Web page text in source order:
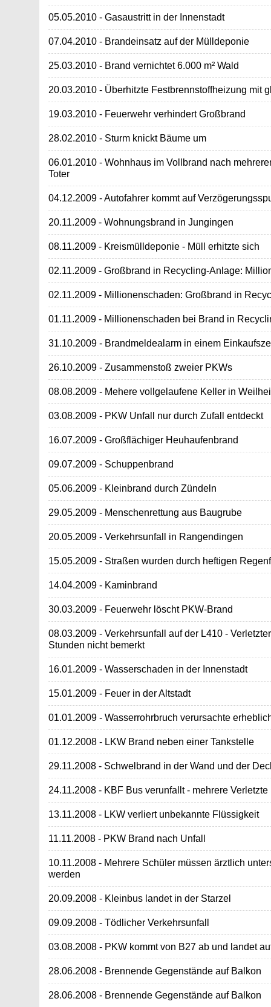
05.05.2010 - Gasaustritt in der Innenstadt
07.04.2010 - Brandeinsatz auf der Mülldeponie
25.03.2010 - Brand vernichtet 6.000 m² Wald
20.03.2010 - Überhitzte Festbrennstoffheizung mit
19.03.2010 - Feuerwehr verhindert Großbrand
28.02.2010 - Sturm knickt Bäume um
06.01.2010 - Wohnhaus im Vollbrand nach
Toter
04.12.2009 - Autofahrer kommt auf
20.11.2009 - Wohnungsbrand in Jungingen
08.11.2009 - Kreismülldeponie - Müll erhitzte sich
02.11.2009 - Großbrand in Recycling-Anlage:
02.11.2009 - Millionenschaden: Großbrand in
01.11.2009 - Millionenschaden bei Brand in
31.10.2009 - Brandmeldealarm in einem
26.10.2009 - Zusammenstoß zweier PKWs
08.08.2009 - Mehere vollgelaufene Keller in
03.08.2009 - PKW Unfall nur durch Zufall entdeckt
16.07.2009 - Großflächiger Heuhaufenbrand
09.07.2009 - Schuppenbrand
05.06.2009 - Kleinbrand durch Zündeln
29.05.2009 - Menschenrettung aus Baugrube
20.05.2009 - Verkehrsunfall in Rangendingen
15.05.2009 - Straßen wurden durch heftigen
14.04.2009 - Kaminbrand
30.03.2009 - Feuerwehr löscht PKW-Brand
08.03.2009 - Verkehrsunfall auf der L410 -
Stunden nicht bemerkt
16.01.2009 - Wasserschaden in der Innenstadt
15.01.2009 - Feuer in der Altstadt
01.01.2009 - Wasserrohrbruch verursachte
01.12.2008 - LKW Brand neben einer Tankstelle
29.11.2008 - Schwelbrand in der Wand und der
24.11.2008 - KBF Bus verunfallt - mehrere Verletzte
13.11.2008 - LKW verliert unbekannte Flüssigkeit
11.11.2008 - PKW Brand nach Unfall
10.11.2008 - Mehrere Schüler müssen ärztlich
werden
20.09.2008 - Kleinbus landet in der Starzel
09.09.2008 - Tödlicher Verkehrsunfall
03.08.2008 - PKW kommt von B27 ab und landet
28.06.2008 - Brennende Gegenstände auf Balkon
28.06.2008 - Brennende Gegenstände auf Balkon